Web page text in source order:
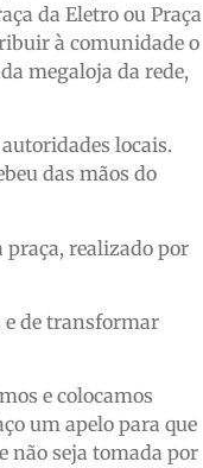
da Eletro ou Praça
à comunidade o
megaloja da rede,
locais.
das mãos do
realizado por
e de transformar
e colocamos
um apelo para que
não seja tomada por